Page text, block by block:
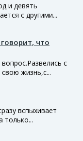
и девять
с другими...
что
с
жизнь,с...
вспыхивает
только...